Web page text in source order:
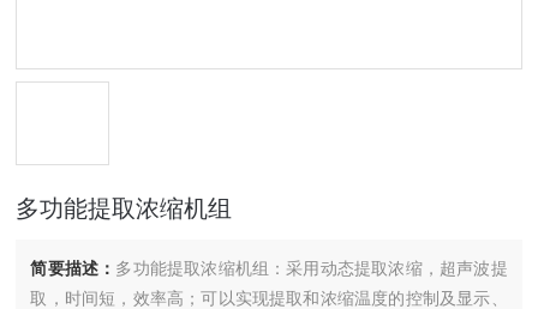
多功能提取浓缩机组
简要描述： 多功能提取浓缩机组：采用动态提取浓缩，超声波提
取，时间短，效率高；可以实现提取和浓缩温度的控制及显示、